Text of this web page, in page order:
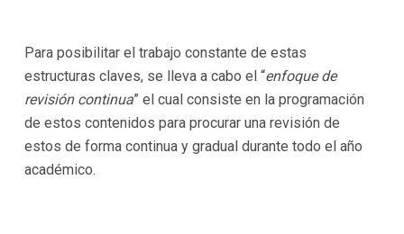
Para posibilitar el trabajo constante de estas
estructuras claves, se lleva a cabo el “enfoque de
revisión continua” el cual consiste en la programación
de estos contenidos para procurar una revisión de
estos de forma continua y gradual durante todo el año
académico.